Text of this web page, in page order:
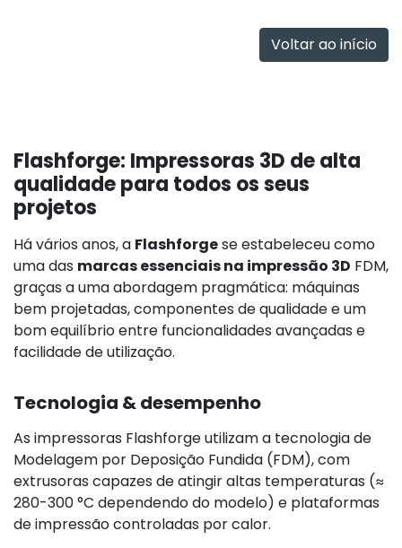
Voltar ao início
Flashforge: Impressoras 3D de alta
qualidade para todos os seus
projetos
Há vários anos, a Flashforgese estabeleceu como
uma das marcas essenciais na impressão 3D FDM,
graças a uma abordagem pragmática: máquinas
bem projetadas, componentes de qualidade e um
bom equilíbrio entre funcionalidades avançadas e
facilidade de utilização.
Tecnologia & desempenho
As impressoras Flashforge utilizam a tecnologia de
Modelagem por Deposição Fundida (FDM), com
extrusoras capazes de atingir altas temperaturas (≈
280-300 °C dependendo do modelo) e plataformas
de impressão controladas por calor.